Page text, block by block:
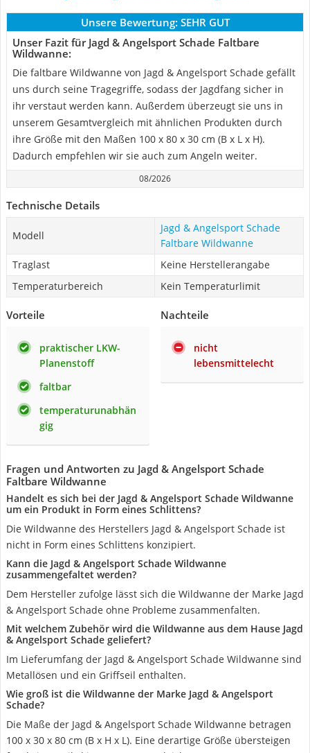
Unsere Bewertung: SEHR GUT
Unser Fazit für Jagd & Angelsport Schade Faltbare
Wildwanne:
Die faltbare Wildwanne von Jagd & Angelsport Schade gefällt
uns durch seine Tragegriffe, sodass der Jagdfang sicher in
ihr verstaut werden kann. Außerdem überzeugt sie uns in
unserem Gesamtvergleich mit ähnlichen Produkten durch
ihre Größe mit den Maßen 100 x 80 x 30 cm (B x L x H).
Dadurch empfehlen wir sie auch zum Angeln weiter.
08/2026
Technische Details
Modell
Jagd & Angelsport Schade
Faltbare Wildwanne
Traglast
Keine Herstellerangabe
Temperaturbereich
Kein Temperaturlimit
Vorteile
praktischer LKW-
Planenstoff
faltbar
temperaturunabhän
gig
Nachteile
nicht
lebensmittelecht
Fragen und Antworten zu Jagd & Angelsport Schade
Faltbare Wildwanne
Handelt es sich bei der ‎Jagd & Angelsport Schade Wildwanne
um ein Produkt in Form eines Schlittens?
Die Wildwanne des Herstellers ‎Jagd & Angelsport Schade ist
nicht in Form eines Schlittens konzipiert.
Kann die ‎Jagd & Angelsport Schade Wildwanne
zusammengefaltet werden?
Dem Hersteller zufolge lässt sich die Wildwanne der Marke ‎Jagd
& Angelsport Schade ohne Probleme zusammenfalten.
Mit welchem Zubehör wird die Wildwanne aus dem Hause ‎Jagd
& Angelsport Schade geliefert?
Im Lieferumfang der ‎Jagd & Angelsport Schade Wildwanne sind
Metallösen und ein Griffseil enthalten.
Wie groß ist die Wildwanne der Marke ‎Jagd & Angelsport
Schade?
Die Maße der ‎Jagd & Angelsport Schade Wildwanne betragen
100 x 30 x 80 cm (B x H x L). Eine derartige Größe übersteigen